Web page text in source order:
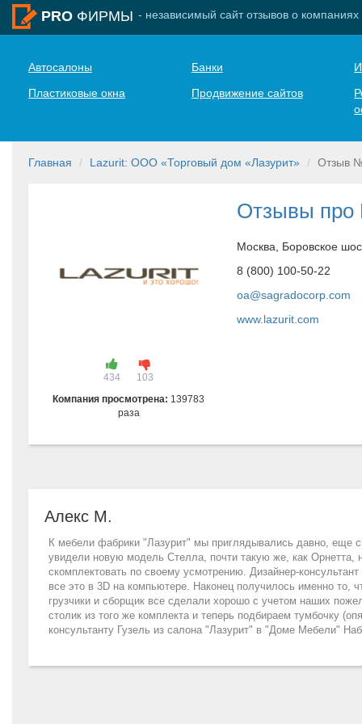
PRO ФИРМЫ - независимый сайт отзывов о компаниях
Автосалоны Банки
Пластиковые окна
Продвижение сайтов
Главная Lazurit: ООО «Торговый дом «Лазурит» Отзыв
434
103
Компания просмотрена: 139783
раза
Отзывы про
Москва, Боровское
8 (800) 100-50-22
oa@sagradocorp.com
www.lazurit.com
Алекс М.
К мебели фабрики "Лазурит" мы приглядывались давно, еще
увидели новую модель Стелла, почти такую же, как Орнетта,
скомплектовать по своему усмотрению. Дизайнер-
все это в 3D на компьютере. Наконец получилось именно
грузчики и сборщик все сделали хорошо с учетом наших
столик из того же комплекта и теперь подбираем тумбочку
консультанту Гузель из салона "Лазурит" в "Доме Мебели"